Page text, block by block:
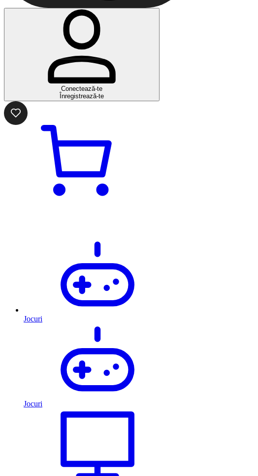
Conectează-te
Înregistrează-te
Jocuri
Jocuri